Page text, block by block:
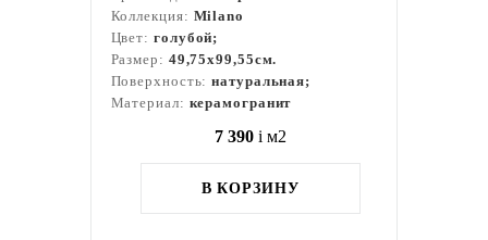
Коллекция: Milano
Цвет: голубой;
Размер: 49,75x99,55см.
Поверхность:натуральная;
Материал: керамогранит
7 390 i м2
В КОРЗИНУ